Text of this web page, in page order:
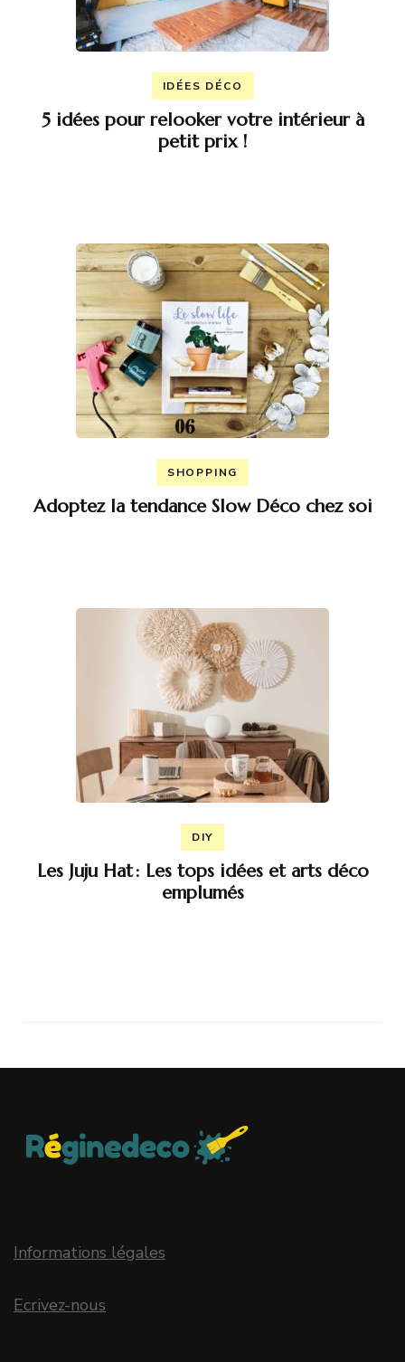
IDÉES DÉCO
5 idées pour relooker votre intérieur à
petit prix !
SHOPPING
Adoptez la tendance Slow Déco chez soi
DIY
Les Juju Hat : Les tops idées et arts déco
emplumés
Informations légales
Ecrivez-nous